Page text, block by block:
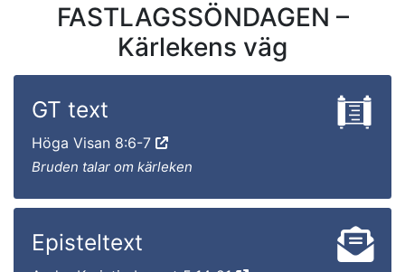
FASTLAGSSÖNDAGEN –
Kärlekens väg
GT text
Höga Visan 8:6-7
Bruden talar om kärleken
Episteltext